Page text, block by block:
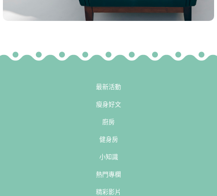
最新活動
瘦身好文
廚房
健身房
小知識
熱門專欄
精彩影片